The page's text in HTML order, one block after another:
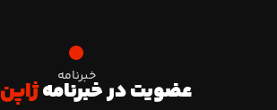
خبرنامه
عضویت در خبرنامه